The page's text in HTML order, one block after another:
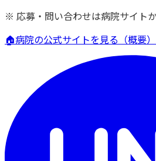
※ 応募・問い合わせは病院サイト
🏠病院の公式サイトを見る（概要